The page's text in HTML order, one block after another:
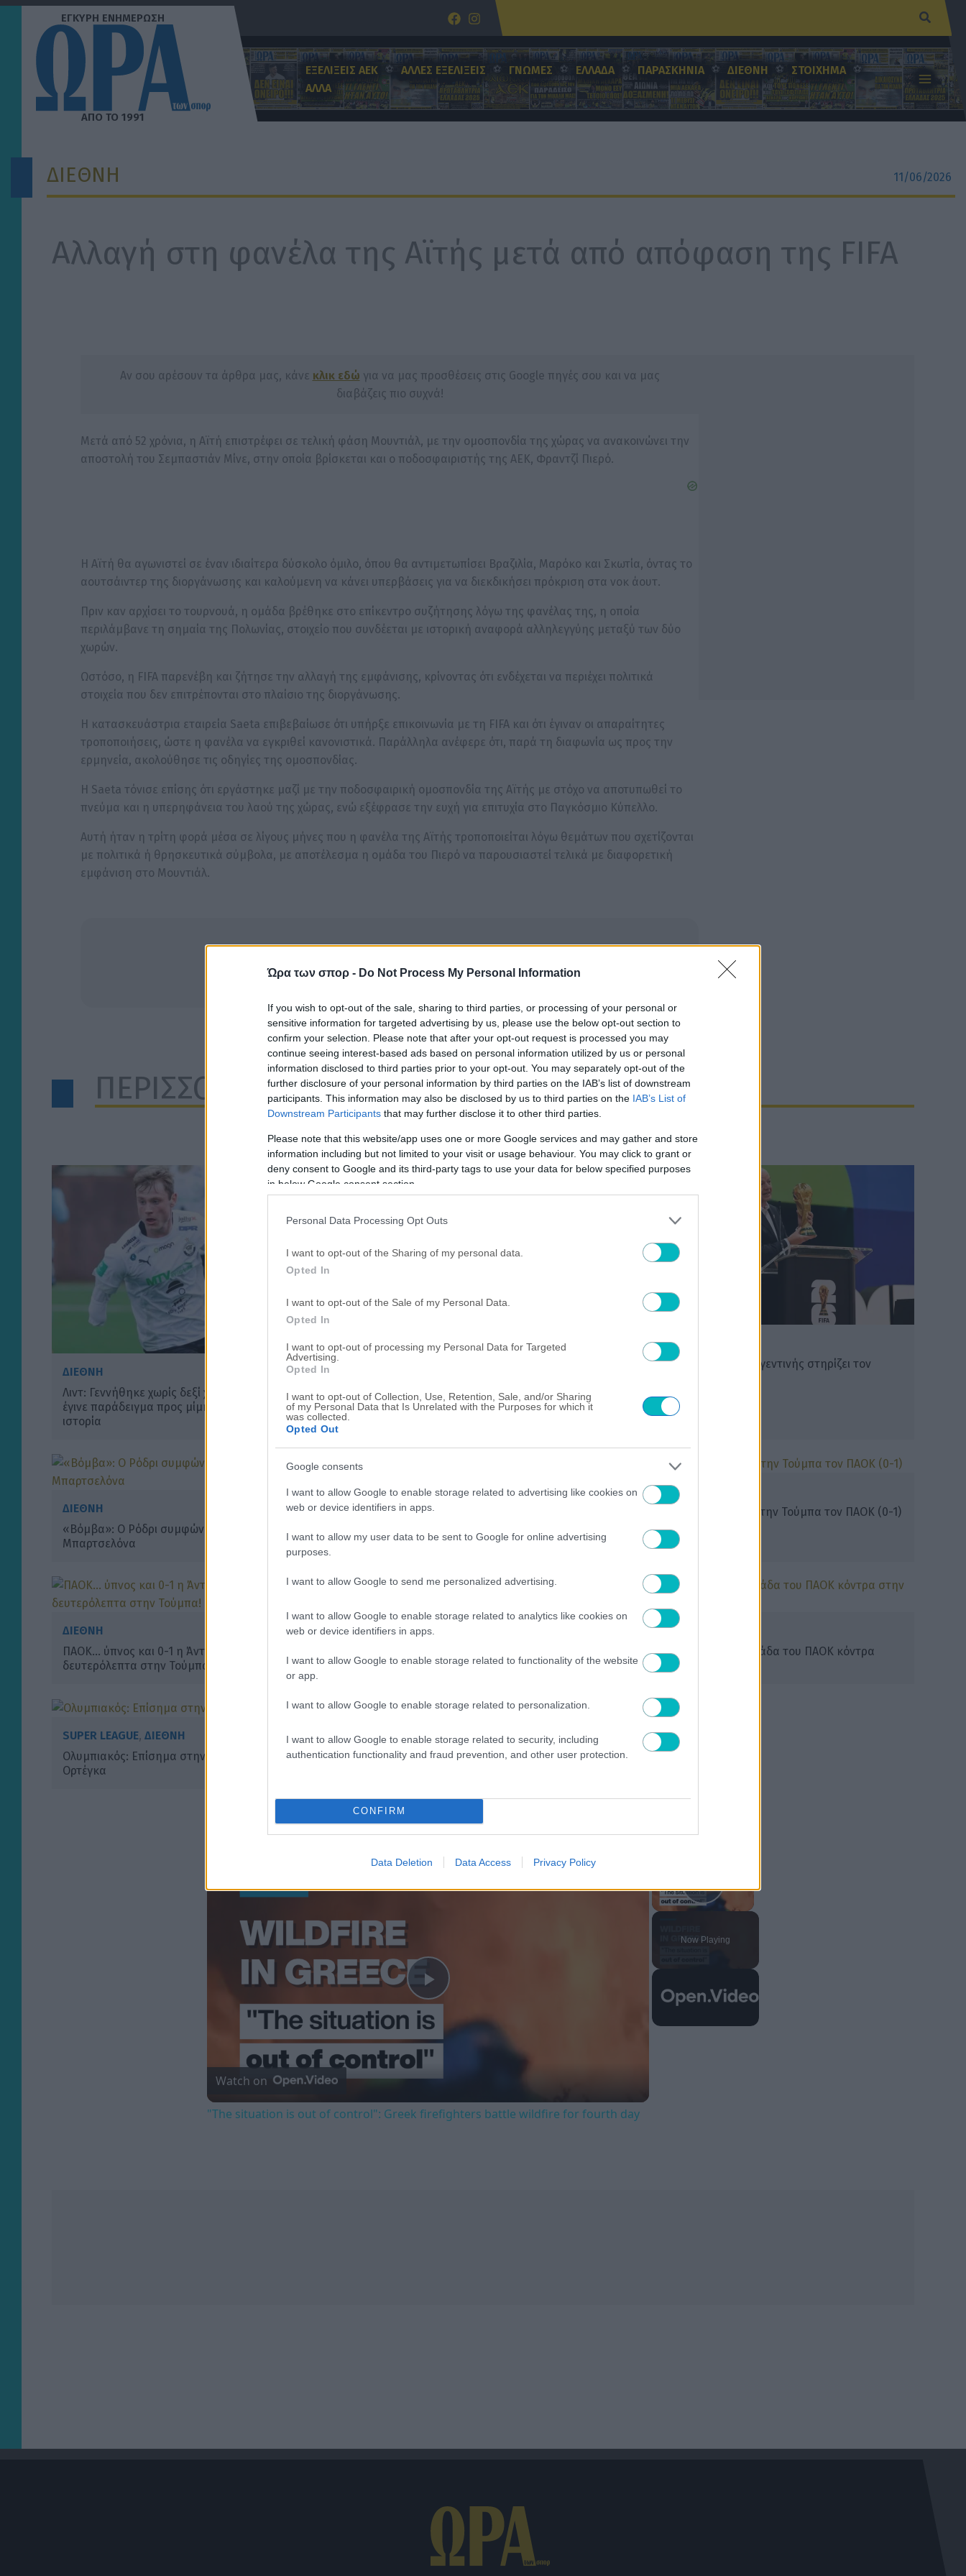
Ώρα των σπορ - Do Not Process My Personal Information
If you wish to opt-out of the sale, sharing to third parties, or processing of your personal or
sensitive information for targeted advertising by us, please use the below opt-out section to
confirm your selection. Please note that after your opt-out request is processed you may
continue seeing interest-based ads based on personal information utilized by us or personal
information disclosed to third parties prior to your opt-out. You may separately opt-out of the
further disclosure of your personal information by third parties on the IAB’s list of downstream
participants. This information may also be disclosed by us to third parties on the IAB’s List of
Downstream Participants that may further disclose it to other third parties.
Please note that this website/app uses one or more Google services and may gather and store
information including but not limited to your visit or usage behaviour. You may click to grant or
deny consent to Google and its third-party tags to use your data for below specified purposes
in below Google consent section.
Personal Data Processing Opt Outs
I want to opt-out of the Sharing of my personal data.
Opted In
I want to opt-out of the Sale of my Personal Data.
Opted In
I want to opt-out of processing my Personal Data for Targeted
Advertising.
Opted In
I want to opt-out of Collection, Use, Retention, Sale, and/or Sharing
of my Personal Data that Is Unrelated with the Purposes for which it
was collected.
Opted Out
Google consents
I want to allow Google to enable storage related to advertising like cookies on
web or device identifiers in apps.
I want to allow my user data to be sent to Google for online advertising
purposes.
I want to allow Google to send me personalized advertising.
I want to allow Google to enable storage related to analytics like cookies on
web or device identifiers in apps.
I want to allow Google to enable storage related to functionality of the website
or app.
I want to allow Google to enable storage related to personalization.
I want to allow Google to enable storage related to security, including
authentication functionality and fraud prevention, and other user protection.
CONFIRM
Data Deletion Data Access Privacy Policy
Μετάβαση
περιεχόμενο
ΕΞΕΛΙΞΕΙΣ ΑΕΚ ΑΛΛΕΣ ΕΞΕΛΙΞΕΙΣ ΓΝΩΜΕΣ ΕΛΛΑΔΑ ΠΑΡΑΣΚΗΝΙΑ ΔΙΕΘΝΗ
ΣΤΟΙΧΗΜΑ
ΑΛΛΑ
ΔΙΕΘΝΗ 11/06/2026
Αλλαγή στη φανέλα της Αϊτής μετά από απόφαση της FIFA
Αν σου αρέσουν τα άρθρα μας, κάνε κλικ εδώ για να μας προσθέσεις στις Google πηγές σου και να μας
διαβάζεις πιο συχνά!
Μετά από 52 χρόνια, η Αϊτή επιστρέφει σε τελική φάση Μουντιάλ, με την ομοσπονδία της χώρας να ανακοινώνει την
αποστολή του Σεμπαστιάν Μίνε, στην οποία βρίσκεται και ο ποδοσφαιριστής της ΑΕΚ, Φραντζί Πιερό.
Η Αϊτή θα αγωνιστεί σε έναν ιδιαίτερα δύσκολο όμιλο, όπου θα αντιμετωπίσει Βραζιλία, Μαρόκο και Σκωτία, όντας το
αουτσάιντερ της διοργάνωσης και καλούμενη να κάνει υπερβάσεις για να διεκδικήσει πρόκριση στα νοκ άουτ.
Πριν καν αρχίσει το τουρνουά, η ομάδα βρέθηκε στο επίκεντρο συζήτησης λόγω της φανέλας της, η οποία
περιλάμβανε τη σημαία της Πολωνίας, στοιχείο που συνδέεται με ιστορική αναφορά αλληλεγγύης μεταξύ των δύο
χωρών.
Ωστόσο, η FIFA παρενέβη και ζήτησε την αλλαγή της εμφάνισης, κρίνοντας ότι ενδέχεται να περιέχει πολιτικά
στοιχεία που δεν επιτρέπονται στο πλαίσιο της διοργάνωσης.
Η κατασκευάστρια εταιρεία Saeta επιβεβαίωσε ότι υπήρξε επικοινωνία με τη FIFA και ότι έγιναν οι απαραίτητες
τροποποιήσεις, ώστε η φανέλα να εγκριθεί κανονιστικά. Παράλληλα ανέφερε ότι, παρά τη διαφωνία ως προς την
ερμηνεία, ακολούθησε τις οδηγίες της ομοσπονδίας.
Η Saeta τόνισε επίσης ότι εργάστηκε μαζί με την ποδοσφαιρική ομοσπονδία της Αϊτής με στόχο να αποτυπωθεί το
πνεύμα και η υπερηφάνεια του λαού της χώρας, ενώ εξέφρασε την ευχή για επιτυχία στο Παγκόσμιο Κύπελλο.
Αυτή ήταν η τρίτη φορά μέσα σε λίγους μήνες που η φανέλα της Αϊτής τροποποιείται λόγω θεμάτων που σχετίζονται
με πολιτικά ή θρησκευτικά σύμβολα, με αποτέλεσμα η ομάδα του Πιερό να παρουσιαστεί τελικά με διαφορετική
εμφάνιση στο Μουντιάλ.
ΠΕΡΙΣΣΟΤΕΡΑ ΑΡΘΡΑ
ΔΙΕΘΝΗ
Λιντ: Γεννήθηκε χωρίς δεξί χέρι, σκόραρε και
έγινε παράδειγμα προς μίμηση – Η μαγική του
ιστορία
ΔΙΕΘΝΗ
H Ομοσπονδία της Αργεντινής στηρίζει τον
ΔΙΕΘΝΗ
«Βόμβα»: Ο Ρόδρι συμφώνησε με τη
Μπαρτσελόνα
ΔΙΕΘΝΗ
Χαρτς – Eφτασε τα πέντε γκολ στη σεζόν
ΔΙΕΘΝΗ
Η Άντερλεχτ ξέρανε στην Τούμπα τον ΠΑΟΚ (0-1)
ΔΙΕΘΝΗ
ΠΑΟΚ… ύπνος και 0-1 η Άντερλεχτ στα 17
δευτερόλεπτα στην Τούμπα! (VIDEO)
ΔΙΕΘΝΗ
Στον Φορλάν τα… κλειδιά της Ουρουγουάης
ΔΙΕΘΝΗ
Με Ζίβκοβιτς η ενδεκάδα του ΠΑΟΚ κόντρα
στην Άντερλεχτ
SUPER LEAGUE, ΔΙΕΘΝΗ
Ολυμπιακός: Επίσημα στην Ρίβερ Πλέιτ ο
Ορτέγκα
Play Video
Now Playing
Play
Video
Watch on
"The situation is out of control": Greek firefighters battle wildfire for fourth day